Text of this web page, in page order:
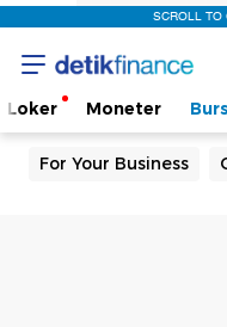
SCROLL TO
Loker Moneter
For Your Business